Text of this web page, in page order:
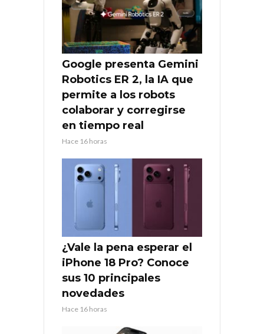
Google presenta Gemini
Robotics ER 2, la IA que
permite a los robots
colaborar y corregirse
en tiempo real
Hace 16 horas
¿Vale la pena esperar el
iPhone 18 Pro? Conoce
sus 10 principales
novedades
Hace 16 horas